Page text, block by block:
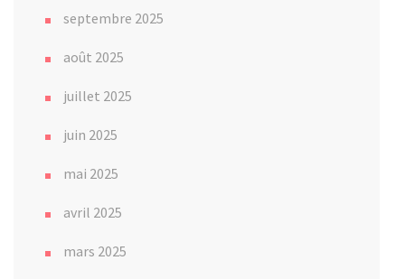
septembre 2025
août 2025
juillet 2025
juin 2025
mai 2025
avril 2025
mars 2025